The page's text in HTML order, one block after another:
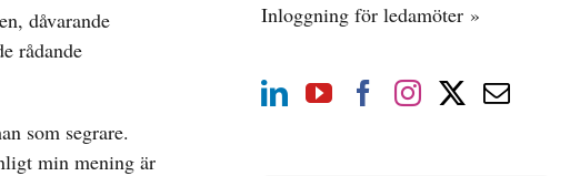
dåvarande
rådande
som segrare.
min mening är
Inloggning för ledamöter »